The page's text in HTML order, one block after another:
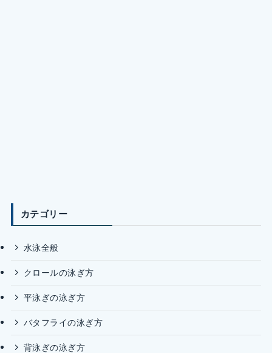
カテゴリー
水泳全般
クロールの泳ぎ方
平泳ぎの泳ぎ方
バタフライの泳ぎ方
背泳ぎの泳ぎ方